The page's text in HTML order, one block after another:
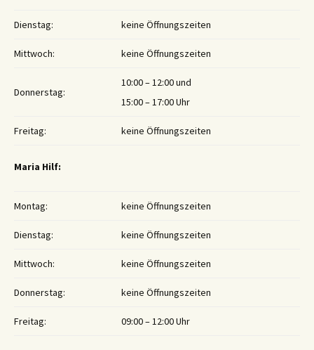
Dienstag: keine Öffnungszeiten
Mittwoch: keine Öffnungszeiten
Donnerstag:
10:00 – 12:00 und
15:00 – 17:00 Uhr
Freitag: keine Öffnungszeiten
Maria Hilf:
Montag: keine Öffnungszeiten
Dienstag: keine Öffnungszeiten
Mittwoch: keine Öffnungszeiten
Donnerstag: keine Öffnungszeiten
Freitag: 09:00 – 12:00 Uhr